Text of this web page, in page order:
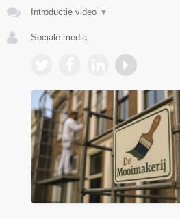
Introductie video ▼
Sociale media: